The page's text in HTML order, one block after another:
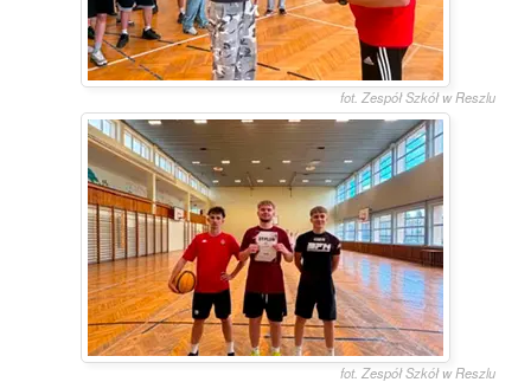
fot. Zespół Szkół w Reszlu
fot. Zespół Szkół w Reszlu